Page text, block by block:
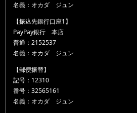
名義：オカダ ジュン
【振込先銀行口座1】
PayPay銀行 本店
普通：2152537
名義：オカダ ジュン
【郵便振替】
記号：12310
番号：32565161
名義：オカダ ジュン